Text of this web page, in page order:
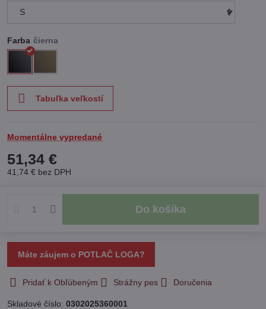
Farba
Tabuľka veľkostí
Momentálne vypredané
51,34 €
41,74 € bez DPH
Do košíka
Máte záujem o POTLAČ LOGA?
Pridať k Obľúbeným Strážny pes Doručenia
Skladové číslo: 0302025360001